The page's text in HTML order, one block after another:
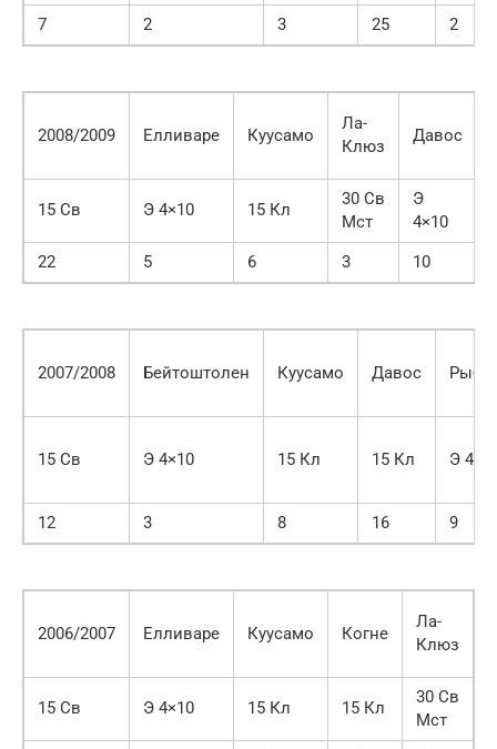
7
2 3 25 2
2008/2009 Елливаре Куусамо
Ла-
Клюз
Давос
15 Св Э 4×10 15 Кл
30 Св
Мст
Э
4×10
22
5 6 3 10
2007/2008 Бейтоштолен Куусамо Давос
15 Св Э 4×10 15 Кл 15 Кл Э
12 3 8 16 9
2006/2007 Елливаре Куусамо Когне
Ла-
Клюз
15 Св Э 4×10 15 Кл 15 Кл
30 Св
Мст